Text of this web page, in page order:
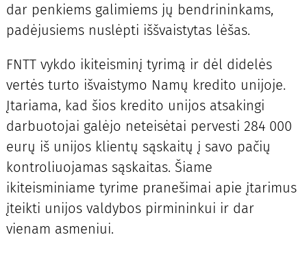
dar penkiems galimiems jų bendrininkams,
padėjusiems nuslėpti iššvaistytas lėšas.
FNTT vykdo ikiteisminį tyrimą ir dėl didelės
vertės turto išvaistymo Namų kredito unijoje.
Įtariama, kad šios kredito unijos atsakingi
darbuotojai galėjo neteisėtai pervesti 284 000
eurų iš unijos klientų sąskaitų į savo pačių
kontroliuojamas sąskaitas. Šiame
ikiteisminiame tyrime pranešimai apie įtarimus
įteikti unijos valdybos pirmininkui ir dar
vienam asmeniui.